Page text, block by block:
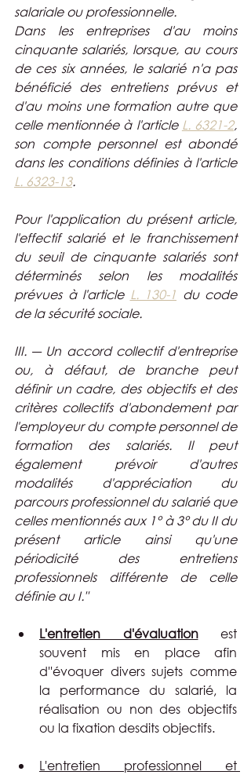
salariale ou professionnelle.
Dans les entreprises d'au moins
cinquante salariés, lorsque, au cours
de ces six années, le salarié n'a pas
bénéficié des entretiens prévus et
d'au moins une formation autre que
celle mentionnée à l'article L. 6321-2,
son compte personnel est abondé
dans les conditions définies à l'article
L. 6323-13.
Pour l'application du présent article,
l'effectif salarié et le franchissement
du seuil de cinquante salariés sont
déterminés selon les modalités
prévues à l'article L. 130-1 du code
de la sécurité sociale.
III. ― Un accord collectif d'entreprise
ou, à défaut, de branche peut
définir un cadre, des objectifs et des
critères collectifs d'abondement par
l'employeur du compte personnel de
formation des salariés. Il peut
également prévoir d'autres
modalités d'appréciation du
parcours professionnel du salarié que
celles mentionnés aux 1° à 3° du II du
présent article ainsi qu'une
périodicité des entretiens
professionnels différente de celle
définie au I."
L'entretien d'évaluation est
souvent mis en place afin
d''évoquer divers sujets comme
la performance du salarié, la
réalisation ou non des objectifs
ou la fixation desdits objectifs.
L'entretien professionnel et